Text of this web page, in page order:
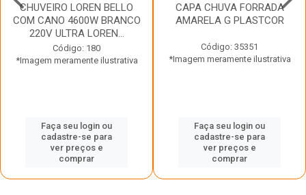
CHUVEIRO LOREN BELLO
COM CANO 4600W BRANCO
220V ULTRA LOREN...
Código: 180
*Imagem meramente ilustrativa
Faça seu login ou
cadastre-se para
ver preços e
comprar
CAPA CHUVA FORRADA
AMARELA G PLASTCOR
Código: 35351
*Imagem meramente ilustrativa
Faça seu login ou
cadastre-se para
ver preços e
comprar